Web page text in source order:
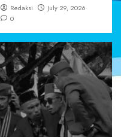
Redaksi
July 29, 2026
0